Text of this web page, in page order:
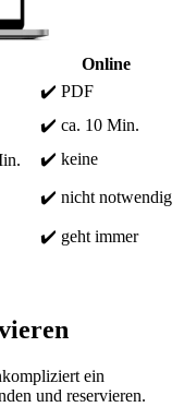
Online
✔️ PDF
✔️ ca. 10 Min.
✔️ keine
✔️ nicht notwendig
✔️ geht immer
ein
und reservieren.